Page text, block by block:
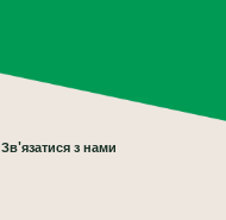
Зв'язатися з нами